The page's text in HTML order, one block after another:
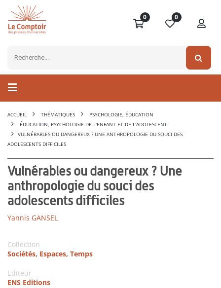
0 0
ACCUEIL THÉMATIQUES
PSYCHOLOGIE, ÉDUCATION
ÉDUCATION, PSYCHOLOGIE DE L'ENFANT ET DE L'ADOLESCENT
VULNÉRABLES OU DANGEREUX ? UNE ANTHROPOLOGIE DU SOUCI DES
ADOLESCENTS DIFFICILES
Vulnérables ou dangereux ? Une
anthropologie du souci des
adolescents difficiles
Yannis GANSEL
Collection
Sociétés, Espaces, Temps
Editeur
ENS Editions